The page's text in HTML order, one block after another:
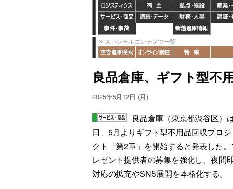
スペシャルコンテンツ一覧
良品倉庫、ギフト型不
2025年5月12日 (月)
良品倉庫（東京都渋谷区）
日、5月よりギフト型不用品回収プロジ
クト「第2章」を開始すると発表した
レゼント提供者の募集を強化し、夜間
対応の拡充やSNS展開を本格化する。